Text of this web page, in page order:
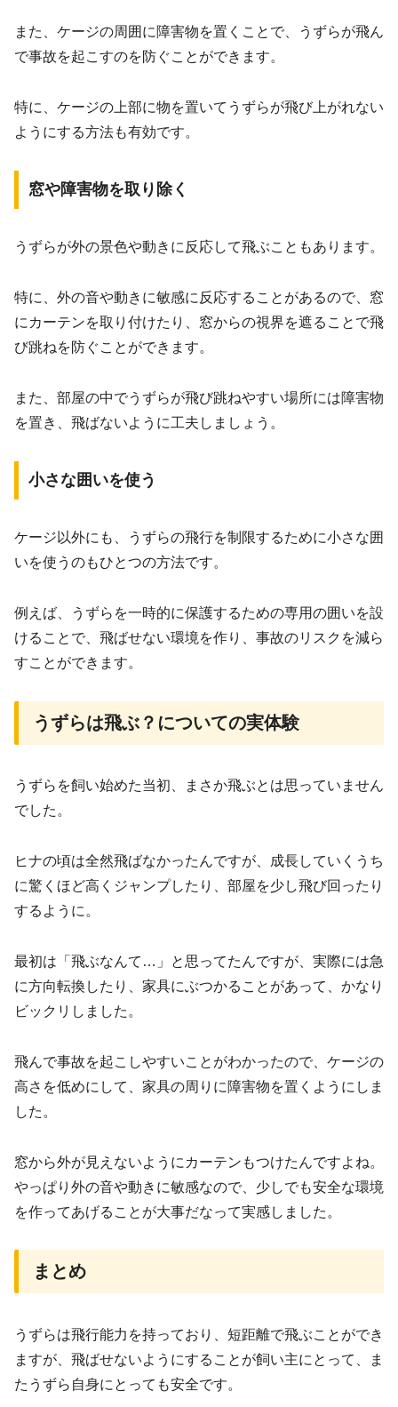
また、ケージの周囲に障害物を置くことで、うずらが飛ん
で事故を起こすのを防ぐことができます。
特に、ケージの上部に物を置いてうずらが飛び上がれない
ようにする方法も有効です。
窓や障害物を取り除く
うずらが外の景色や動きに反応して飛ぶこともあります。
特に、外の音や動きに敏感に反応することがあるので、窓
にカーテンを取り付けたり、窓からの視界を遮ることで飛
び跳ねを防ぐことができます。
また、部屋の中でうずらが飛び跳ねやすい場所には障害物
を置き、飛ばないように工夫しましょう。
小さな囲いを使う
ケージ以外にも、うずらの飛行を制限するために小さな囲
いを使うのもひとつの方法です。
例えば、うずらを一時的に保護するための専用の囲いを設
けることで、飛ばせない環境を作り、事故のリスクを減ら
すことができます。
うずらは飛ぶ？についての実体験
うずらを飼い始めた当初、まさか飛ぶとは思っていません
でした。
ヒナの頃は全然飛ばなかったんですが、成長していくうち
に驚くほど高くジャンプしたり、部屋を少し飛び回ったり
するように。
最初は「飛ぶなんて…」と思ってたんですが、実際には急
に方向転換したり、家具にぶつかることがあって、かなり
ビックリしました。
飛んで事故を起こしやすいことがわかったので、ケージの
高さを低めにして、家具の周りに障害物を置くようにしま
した。
窓から外が見えないようにカーテンもつけたんですよね。
やっぱり外の音や動きに敏感なので、少しでも安全な環境
を作ってあげることが大事だなって実感しました。
まとめ
うずらは飛行能力を持っており、短距離で飛ぶことができ
ますが、飛ばせないようにすることが飼い主にとって、ま
たうずら自身にとっても安全です。